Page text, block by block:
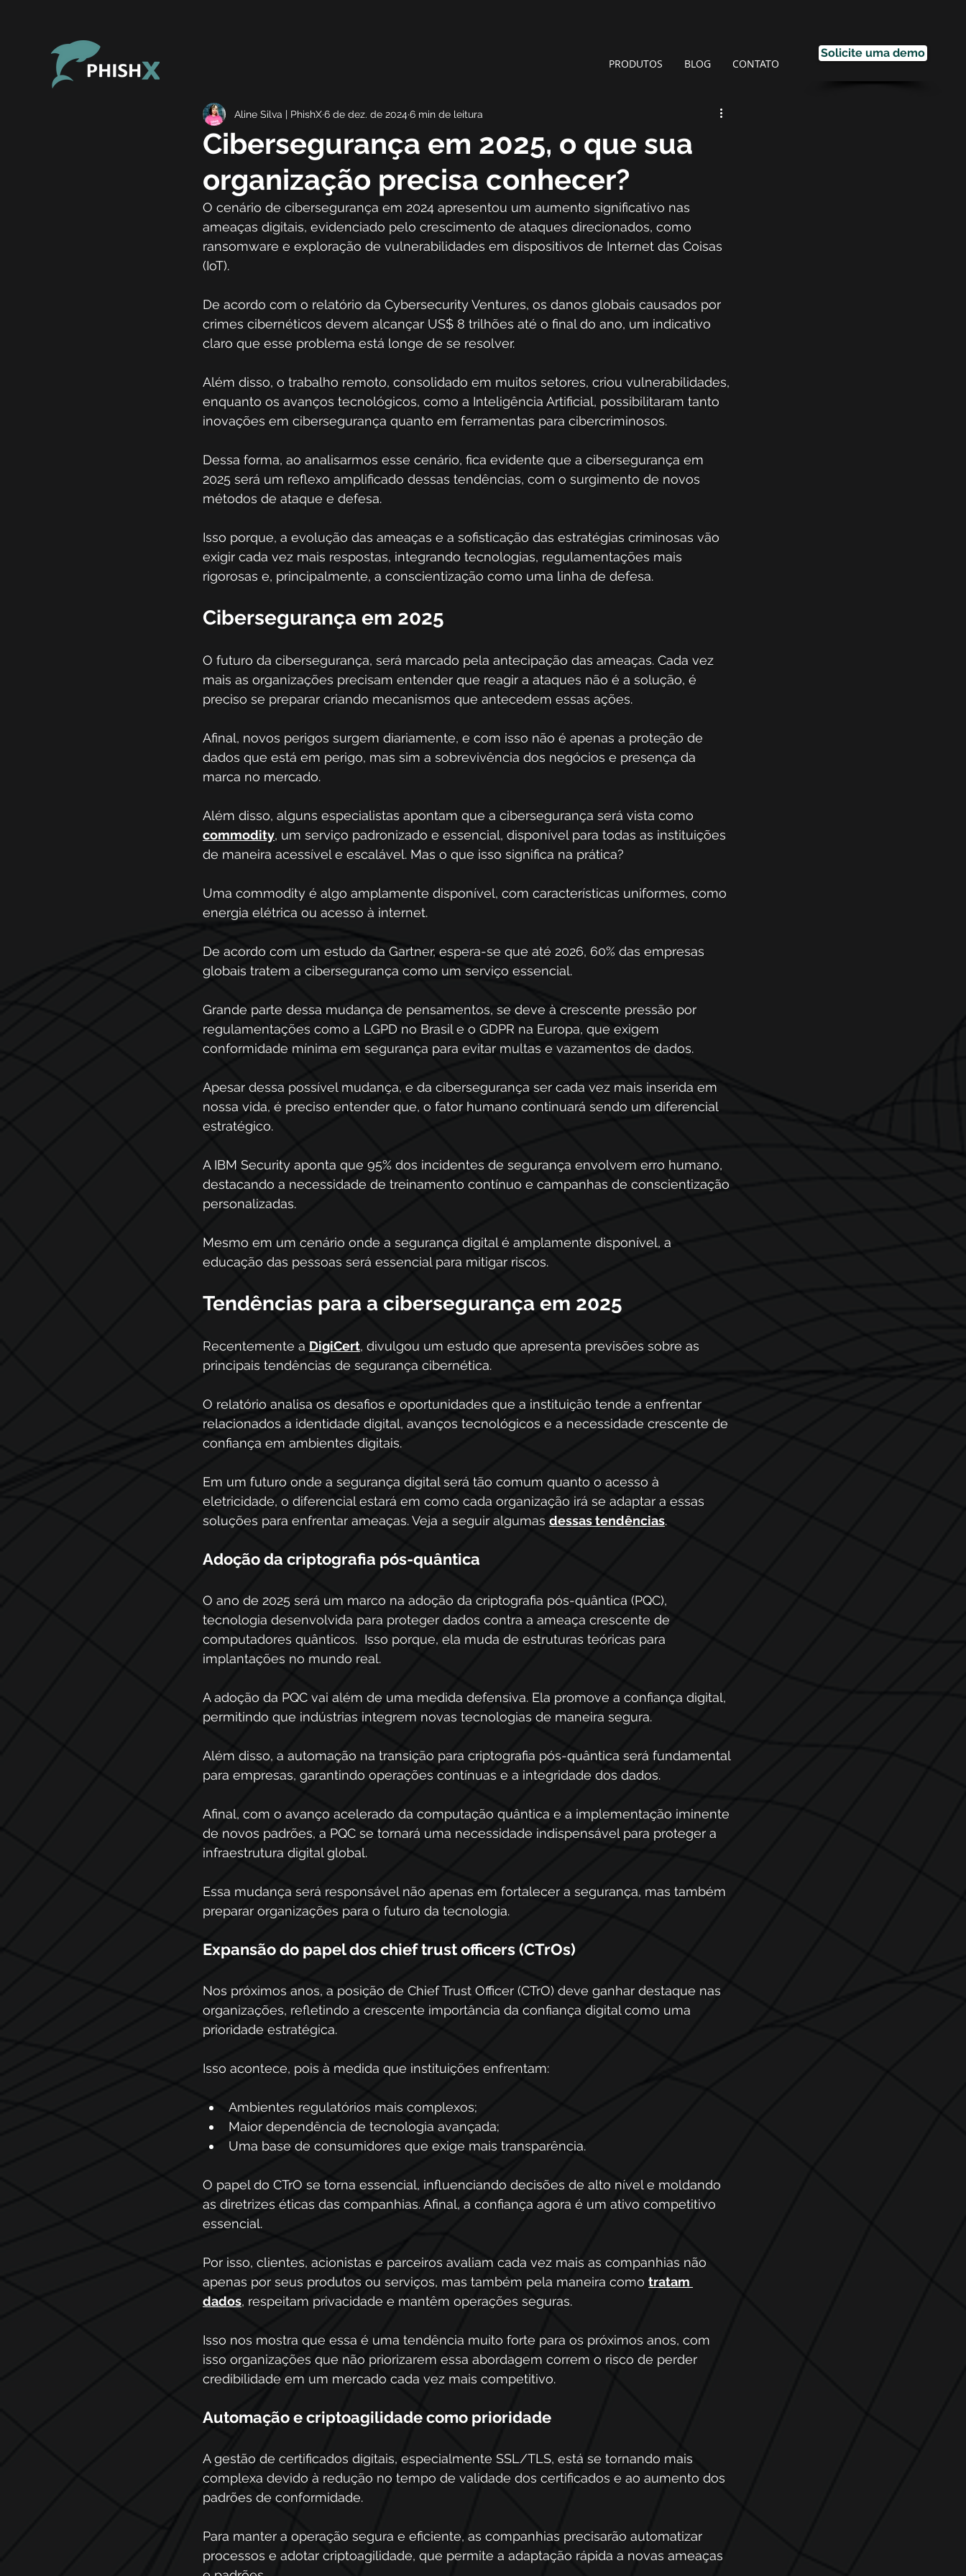
PRODUTOS BLOG CONTATO
Solicite uma demo
Cibersegurança em 2025, o que sua
organização precisa conhecer?
Aline Silva | PhishX6 de dez. de 2024 6 min de leitura
O cenário de cibersegurança em 2024 apresentou um aumento significativo nas
ameaças digitais, evidenciado pelo crescimento de ataques direcionados, como
ransomware e exploração de vulnerabilidades em dispositivos de Internet das Coisas
(IoT).
De acordo com o relatório da Cybersecurity Ventures, os danos globais causados por
crimes cibernéticos devem alcançar US$ 8 trilhões até o final do ano, um indicativo
claro que esse problema está longe de se resolver.
Além disso, o trabalho remoto, consolidado em muitos setores, criou vulnerabilidades,
enquanto os avanços tecnológicos, como a Inteligência Artificial, possibilitaram tanto
inovações em cibersegurança quanto em ferramentas para cibercriminosos.
Dessa forma, ao analisarmos esse cenário, fica evidente que a cibersegurança em
2025 será um reflexo amplificado dessas tendências, com o surgimento de novos
métodos de ataque e defesa.
Isso porque, a evolução das ameaças e a sofisticação das estratégias criminosas vão
exigir cada vez mais respostas, integrando tecnologias, regulamentações mais
rigorosas e, principalmente, a conscientização como uma linha de defesa.
Cibersegurança em 2025
O futuro da cibersegurança, será marcado pela antecipação das ameaças. Cada vez
mais as organizações precisam entender que reagir a ataques não é a solução, é
preciso se preparar criando mecanismos que antecedem essas ações.
Afinal, novos perigos surgem diariamente, e com isso não é apenas a proteção de
dados que está em perigo, mas sim a sobrevivência dos negócios e presença da
marca no mercado.
Além disso, alguns especialistas apontam que a cibersegurança será vista como
commodity, um serviço padronizado e essencial, disponível para todas as instituições
de maneira acessível e escalável. Mas o que isso significa na prática?
Uma commodity é algo amplamente disponível, com características uniformes, como
energia elétrica ou acesso à internet.
De acordo com um estudo da Gartner, espera-se que até 2026, 60% das empresas
globais tratem a cibersegurança como um serviço essencial.
Grande parte dessa mudança de pensamentos, se deve à crescente pressão por
regulamentações como a LGPD no Brasil e o GDPR na Europa, que exigem
conformidade mínima em segurança para evitar multas e vazamentos de dados.
Apesar dessa possível mudança, e da cibersegurança ser cada vez mais inserida em
nossa vida, é preciso entender que, o fator humano continuará sendo um diferencial
estratégico.
A IBM Security aponta que 95% dos incidentes de segurança envolvem erro humano,
destacando a necessidade de treinamento contínuo e campanhas de conscientização
personalizadas.
Mesmo em um cenário onde a segurança digital é amplamente disponível, a
educação das pessoas será essencial para mitigar riscos.
Tendências para a cibersegurança em 2025
Recentemente a DigiCert, divulgou um estudo que apresenta previsões sobre as
principais tendências de segurança cibernética.
O relatório analisa os desafios e oportunidades que a instituição tende a enfrentar
relacionados a identidade digital, avanços tecnológicos e a necessidade crescente de
confiança em ambientes digitais.
Em um futuro onde a segurança digital será tão comum quanto o acesso à
eletricidade, o diferencial estará em como cada organização irá se adaptar a essas
soluções para enfrentar ameaças. Veja a seguir algumas dessas tendências.
Adoção da criptografia pós-quântica
O ano de 2025 será um marco na adoção da criptografia pós-quântica (PQC),
tecnologia desenvolvida para proteger dados contra a ameaça crescente de
computadores quânticos.  Isso porque, ela muda de estruturas teóricas para
implantações no mundo real.
A adoção da PQC vai além de uma medida defensiva. Ela promove a confiança digital,
permitindo que indústrias integrem novas tecnologias de maneira segura.
Além disso, a automação na transição para criptografia pós-quântica será fundamental
para empresas, garantindo operações contínuas e a integridade dos dados.
Afinal, com o avanço acelerado da computação quântica e a implementação iminente
de novos padrões, a PQC se tornará uma necessidade indispensável para proteger a
infraestrutura digital global.
Essa mudança será responsável não apenas em fortalecer a segurança, mas também
preparar organizações para o futuro da tecnologia​.
Expansão do papel dos chief trust officers (CTrOs)
Nos próximos anos, a posição de Chief Trust Officer (CTrO) deve ganhar destaque nas
organizações, refletindo a crescente importância da confiança digital como uma
prioridade estratégica.
Isso acontece, pois à medida que instituições enfrentam:
Ambientes regulatórios mais complexos;
Maior dependência de tecnologia avançada;
Uma base de consumidores que exige mais transparência.
O papel do CTrO se torna essencial, influenciando decisões de alto nível e moldando
as diretrizes éticas das companhias. Afinal, a confiança agora é um ativo competitivo
essencial.
Por isso, clientes, acionistas e parceiros avaliam cada vez mais as companhias não
apenas por seus produtos ou serviços, mas também pela maneira como tratam
dados, respeitam privacidade e mantêm operações seguras.
Isso nos mostra que essa é uma tendência muito forte para os próximos anos, com
isso organizações que não priorizarem essa abordagem correm o risco de perder
credibilidade em um mercado cada vez mais competitivo.
Automação e criptoagilidade como prioridade
A gestão de certificados digitais, especialmente SSL/TLS, está se tornando mais
complexa devido à redução no tempo de validade dos certificados e ao aumento dos
padrões de conformidade.
Para manter a operação segura e eficiente, as companhias precisarão automatizar
processos e adotar criptoagilidade, que permite a adaptação rápida a novas ameaças